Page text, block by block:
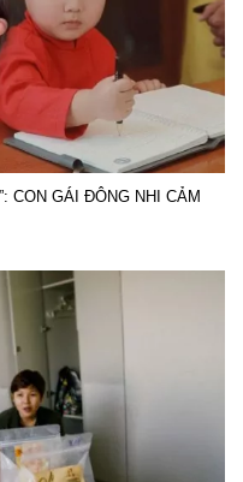
CON GÁI ĐÔNG NHI CẢM